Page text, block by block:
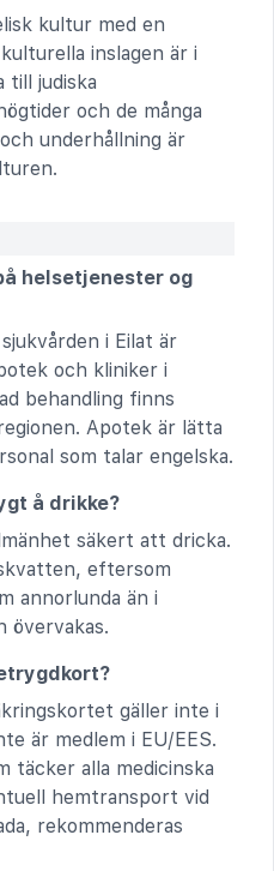
kultur med en
inslagen är i
judiska
och de många
underhållning är
helsetjenester og
i Eilat är
och kliniker i
behandling finns
Apotek är lätta
som talar engelska.
å drikke?
säkert att dricka.
eftersom
annorlunda än i
övervakas.
gäller inte i
är medlem i EU/EES.
täcker alla medicinska
hemtransport vid
rekommenderas